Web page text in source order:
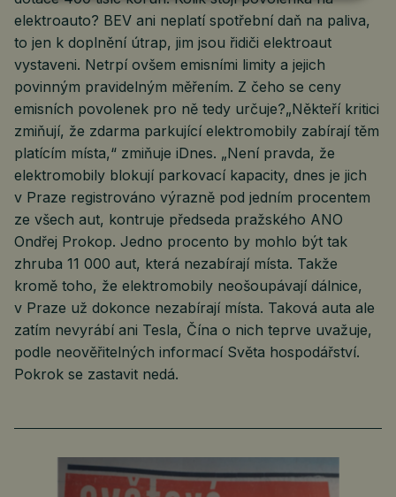
elektroauto? BEV ani neplatí spotřební daň na paliva,
to jen k doplnění útrap, jim jsou řidiči elektroaut
vystaveni. Netrpí ovšem emisními limity a jejich
povinným pravidelným měřením. Z čeho se ceny
emisních povolenek pro ně tedy určuje?„Někteří kritici
zmiňují, že zdarma parkující elektromobily zabírají těm
platícím místa,“ zmiňuje iDnes. „Není pravda, že
elektromobily blokují parkovací kapacity, dnes je jich
v Praze registrováno výrazně pod jedním procentem
ze všech aut, kontruje předseda pražského ANO
Ondřej Prokop. Jedno procento by mohlo být tak
zhruba 11 000 aut, která nezabírají místa. Takže
kromě toho, že elektromobily neošoupávají dálnice,
v Praze už dokonce nezabírají místa. Taková auta ale
zatím nevyrábí ani Tesla, Čína o nich teprve uvažuje,
podle neověřitelných informací Světa hospodářství.
Pokrok se zastavit nedá.